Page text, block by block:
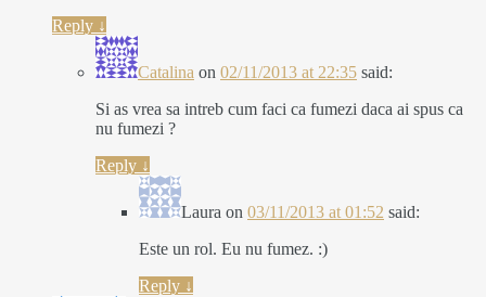
Reply ↓
Catalina on 02/11/2013 at 22:35 said:
Si as vrea sa intreb cum faci ca fumezi daca ai spus ca
nu fumezi ?
Reply ↓
Laura on 03/11/2013 at 01:52 said:
Este un rol. Eu nu fumez. :)
Reply ↓